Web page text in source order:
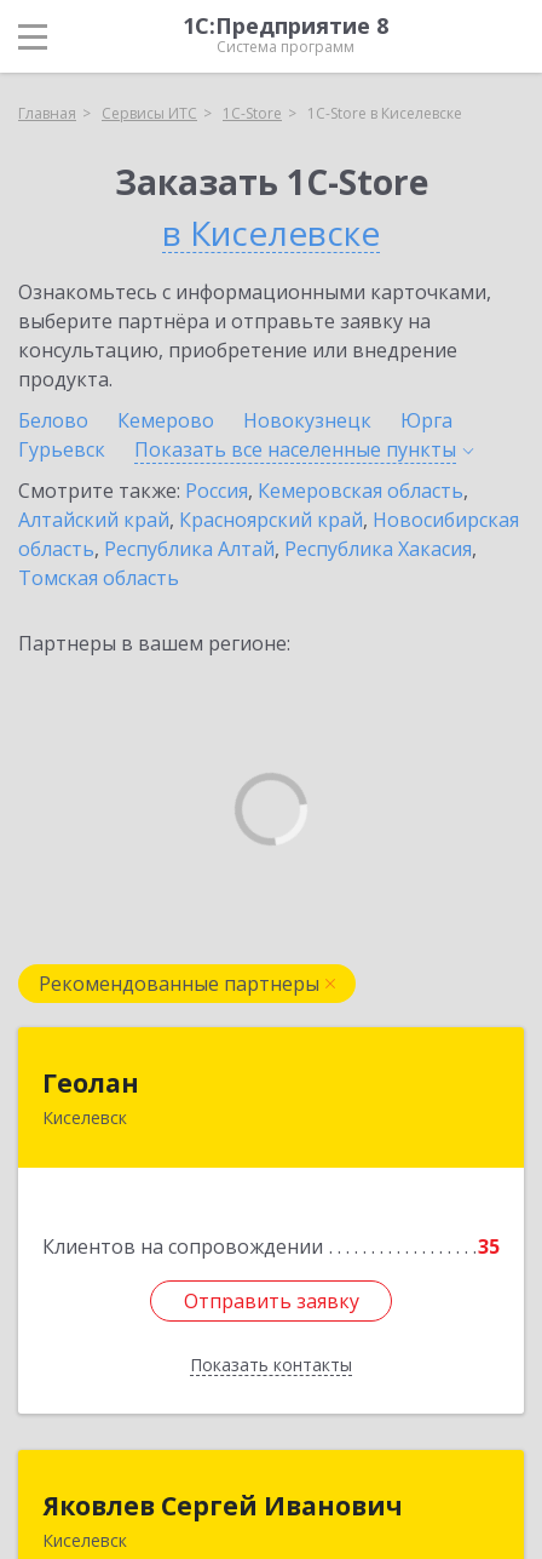
1С:Предприятие 8
Система программ
Главная Сервисы ИТС 1C-Store 1C-Store в Киселевске
Заказать 1C-Store
в Киселевске
Ознакомьтесь с информационными карточками,
выберите партнёра и отправьте заявку на
консультацию, приобретение или внедрение
продукта.
Белово
Кемерово Новокузнецк
Юрга
Гурьевск
Показать все населенные пункты
Смотрите также: Россия, Кемеровская область,
Алтайский край, Красноярский край, Новосибирская
область, Республика Алтай, Республика Хакасия,
Томская область
Партнеры в вашем регионе:
Рекомендованные партнеры
Геолан
Киселевск
Клиентов на сопровождении 35
Отправить заявку
Показать контакты
Отправить заявку
Назад
Яковлев Сергей Иванович
Киселевск
Яковлев Сергей Иванович
650002, Кемеровская обл, г.Кемерово, пр-т